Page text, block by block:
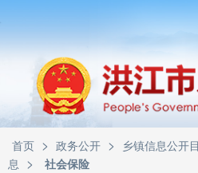
首页 > 政务公开 > 乡镇信息公开
息 > 社会保险